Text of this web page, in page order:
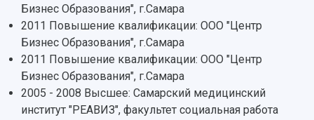
Сведения об образовательной организации
Официальные документы
Бизнес Образования", г.Самара
2011 Повышение квалификации: ООО "Центр
Бизнес Образования", г.Самара
2011 Повышение квалификации: ООО "Центр
Бизнес Образования", г.Самара
2005 - 2008 Высшее: Самарский медицинский
институт "РЕАВИЗ", факультет социальная работа